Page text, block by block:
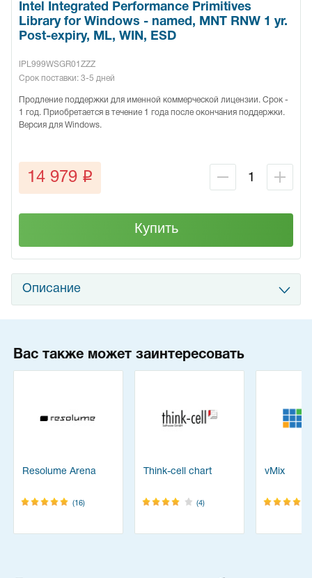
Intel Integrated Performance Primitives
Library for Windows - named, MNT RNW 1 yr.
Post-expiry, ML, WIN, ESD
IPL999WSGR01ZZZ
Срок поставки: 3-5 дней
Продление поддержки для именной коммерческой лицензии. Срок -
1 год. Приобретается в течение 1 года после окончания поддержки.
Версия для Windows.
14 979 q
Купить
Описание
Вас также может заинтересовать
Resolume Arena
(16)
Think-cell chart
(4)
vMix